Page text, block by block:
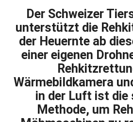
Der Schweizer
unterstützt die
der Heuernte ab
einer eigenen
Wärmebildkamera
in der Luft ist die
Methode, um